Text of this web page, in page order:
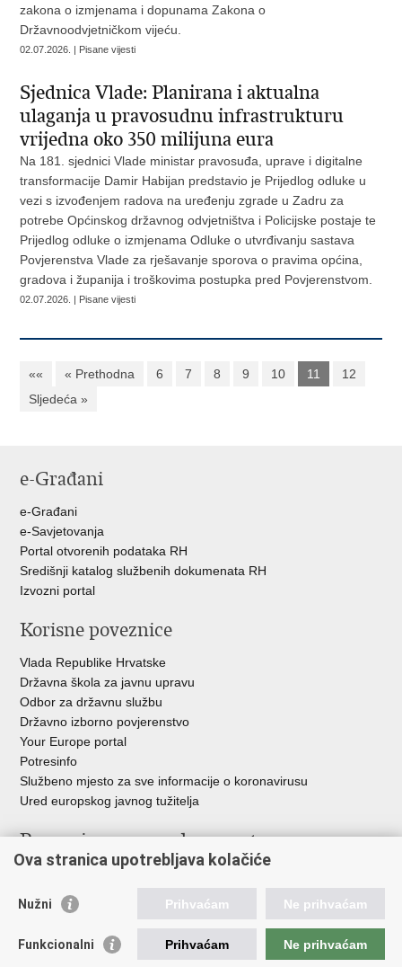
zakona o izmjenama i dopunama Zakona o
Državnoodvjetničkom vijeću.
02.07.2026. | Pisane vijesti
Sjednica Vlade: Planirana i aktualna
ulaganja u pravosudnu infrastrukturu
vrijedna oko 350 milijuna eura
Na 181. sjednici Vlade ministar pravosuđa, uprave i digitalne
transformacije Damir Habijan predstavio je Prijedlog odluke u
vezi s izvođenjem radova na uređenju zgrade u Zadru za
potrebe Općinskog državnog odvjetništva i Policijske postaje te
Prijedlog odluke o izmjenama Odluke o utvrđivanju sastava
Povjerenstva Vlade za rješavanje sporova o pravima općina,
gradova i županija i troškovima postupka pred Povjerenstvom.
02.07.2026. | Pisane vijesti
«« « Prethodna 6 7 8 9 10 11
12
Sljedeća »
e-Građani
e-Građani
e-Savjetovanja
Portal otvorenih podataka RH
Središnji katalog službenih dokumenata RH
Izvozni portal
Korisne poveznice
Vlada Republike Hrvatske
Državna škola za javnu upravu
Odbor za državnu službu
Državno izborno povjerenstvo
Your Europe portal
Potresinfo
Službeno mjesto za sve informacije o koronavirusu
Ured europskog javnog tužitelja
Poveznice pravosudnog sustava
Državno odvjetništvo
Ured za suzbijanje korupcije i organiziranog kriminaliteta
Državnoodvjetničko vijeće
Ova stranica upotrebljava kolačiće
Nužni Prihvaćam Ne prihvaćam
Funkcionalni Prihvaćam Ne prihvaćam